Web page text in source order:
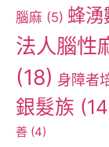
腦麻 (5) 蜂湧
法人腦性
(18) 身障者
銀髮族
善 (4)